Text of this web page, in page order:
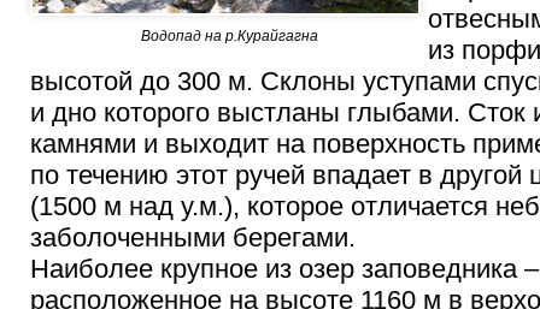
Водопад на р.Курайгагна
из
высотой до 300 м. Склоны уступами
и дно которого выстланы глыбами. Сток
камнями и выходит на поверхность
по течению этот ручей впадает в
(1500 м над у.м.), которое отличается
заболоченными берегами.
Наиболее крупное из озер заповедника
расположенное на высоте 1160 м в